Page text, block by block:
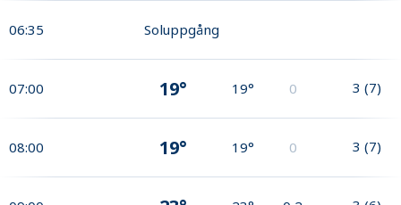
06:35 Soluppgång
07:00 19° 19° 0 3 (7)
08:00 19° 19° 0 3 (7)